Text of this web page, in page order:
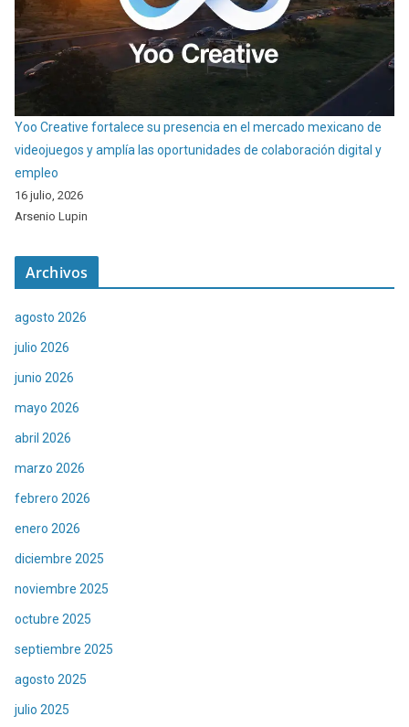
Yoo Creative fortalece su presencia en el mercado mexicano de
videojuegos y amplía las oportunidades de colaboración digital y
empleo
16 julio, 2026
Arsenio Lupin
Archivos
agosto 2026
julio 2026
junio 2026
mayo 2026
abril 2026
marzo 2026
febrero 2026
enero 2026
diciembre 2025
noviembre 2025
octubre 2025
septiembre 2025
agosto 2025
julio 2025